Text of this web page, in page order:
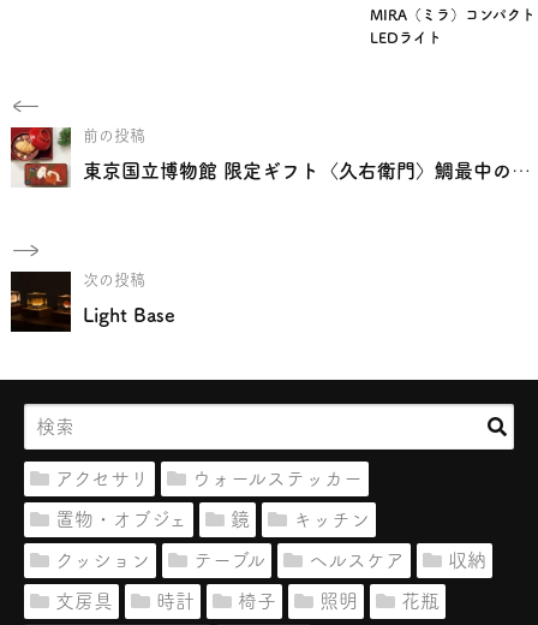
MIRA（ミラ）コンパクト
LEDライト
前の投稿
東京国立博物館 限定ギフト〈久右衛門〉鯛最中のお吸物
次の投稿
Light Base
アクセサリ ウォールステッカー
置物・オブジェ 鏡 キッチン
クッション テーブル ヘルスケア 収納
文房具 時計 椅子 照明 花瓶